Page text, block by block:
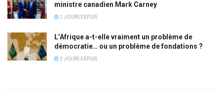
ministre canadien Mark Carney
2 JOURS DEPUIS
L’Afrique a-t-elle vraiment un problème de
démocratie… ou un problème de fondations ?
2 JOURS DEPUIS